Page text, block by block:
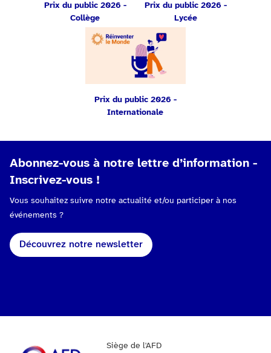
Prix du public 2026 -
Collège
Prix du public 2026 -
Lycée
Prix du public 2026 -
Internationale
Abonnez-vous à notre lettre d’information -
Inscrivez-vous !
Vous souhaitez suivre notre actualité et/ou participer à nos
événements ?
Découvrez notre newsletter
Siège de l'AFD